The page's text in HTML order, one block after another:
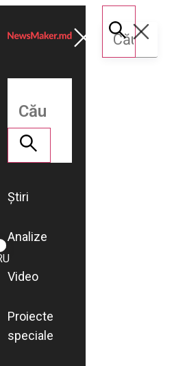
Știri
Analize
Video
Proiecte
speciale